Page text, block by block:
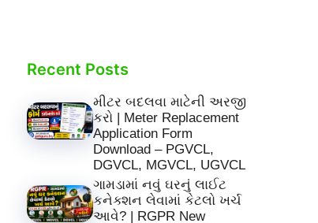
Recent Posts
મીટર બદલવા માટેની અરજી
કરો | Meter Replacement
Application Form
Download – PGVCL,
DGVCL, MGVCL, UGVCL
ગામડામાં નવું ઘરનું લાઈટ
કનેક્શન લેવામાં કેટલો ખર્ચ
આવે? | RGPR New